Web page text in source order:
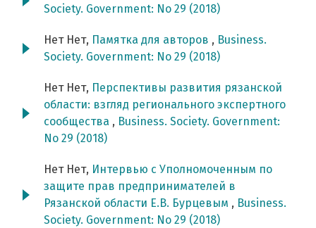
Society. Government: No 29 (2018)
Нет Нет, Памятка для авторов , Business.
Society. Government: No 29 (2018)
Нет Нет, Перспективы развития рязанской
области: взгляд регионального экспертного
сообщества , Business. Society. Government:
No 29 (2018)
Нет Нет, Интервью с Уполномоченным по
защите прав предпринимателей в
Рязанской области Е.В. Бурцевым , Business.
Society. Government: No 29 (2018)